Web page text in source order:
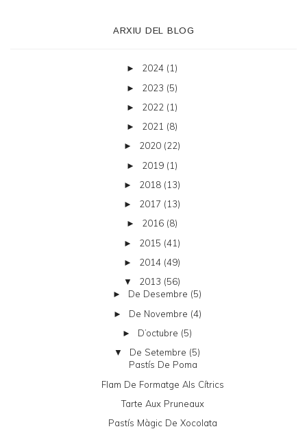
ARXIU DEL BLOG
► 2024 (1)
► 2023 (5)
► 2022 (1)
► 2021 (8)
► 2020 (22)
► 2019 (1)
► 2018 (13)
► 2017 (13)
► 2016 (8)
► 2015 (41)
► 2014 (49)
▼ 2013 (56)
► De Desembre (5)
► De Novembre (4)
► D’octubre (5)
▼ De Setembre (5)
Pastís De Poma
Flam De Formatge Als Cítrics
Tarte Aux Pruneaux
Pastís Màgic De Xocolata